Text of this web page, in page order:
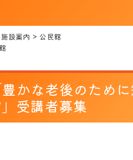
施設案内
公民館
かな老後のため
受講者募集